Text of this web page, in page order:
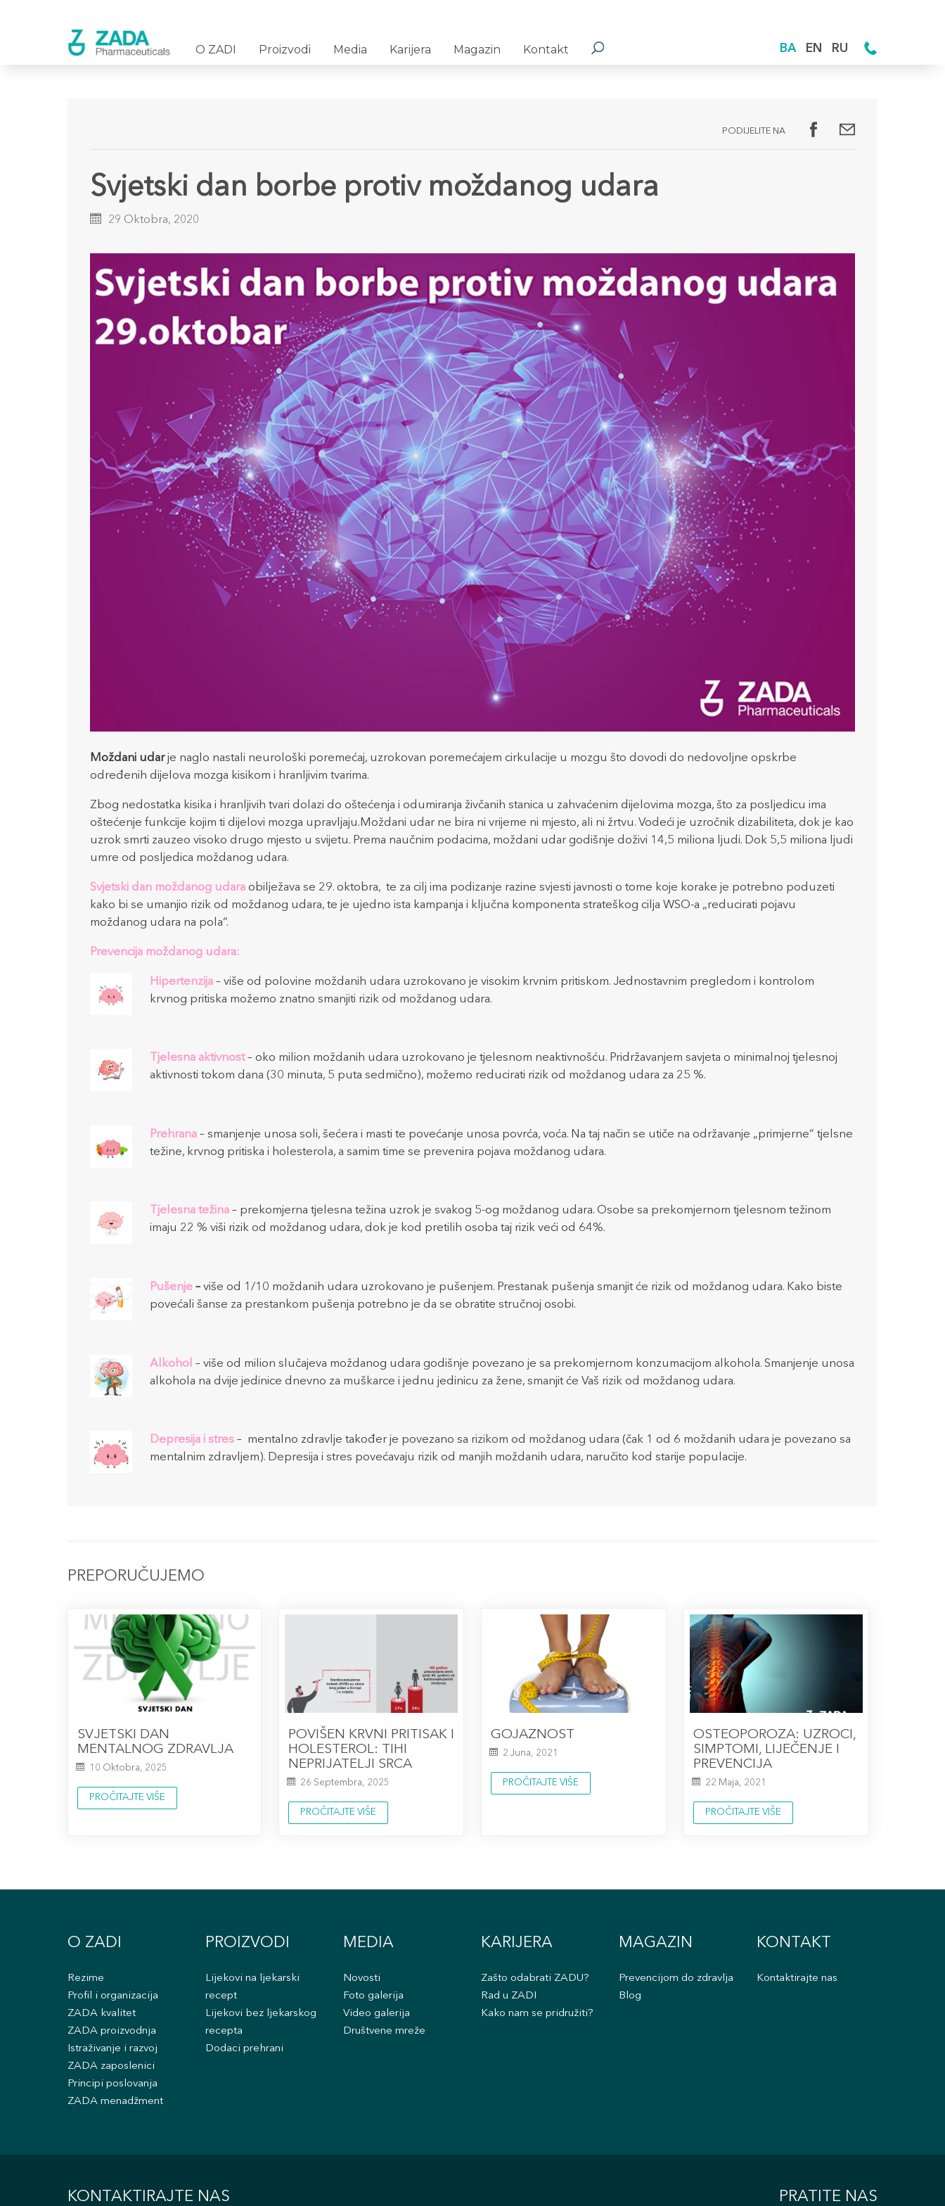
O ZADI Proizvodi Media Karijera Magazin Kontakt BA EN RU
PODIJELITE NA
Svjetski dan borbe protiv moždanog udara
29 Oktobra, 2020
Moždani udarje naglo nastali neurološki poremećaj, uzrokovan poremećajem cirkulacije u mozgu što dovodi do nedovoljne opskrbe
određenih dijelova mozga kisikom i hranljivim tvarima.
Zbog nedostatka kisika i hranljivih tvari dolazi do oštećenja i odumiranja živčanih stanica u zahvaćenim dijelovima mozga, što za posljedicu ima
oštećenje funkcije kojim ti dijelovi mozga upravljaju.Moždani udar ne bira ni vrijeme ni mjesto, ali ni žrtvu. Vodeći je uzročnik dizabiliteta, dok je kao
uzrok smrti zauzeo visoko drugo mjesto u svijetu. Prema naučnim podacima, moždani udar godišnje doživi 14,5 miliona ljudi. Dok 5,5 miliona ljudi
umre od posljedica moždanog udara.
Svjetski dan moždanog udara obilježava se 29. oktobra, te za cilj ima podizanje razine svjesti javnosti o tome koje korake je potrebno poduzeti
kako bi se umanjio rizik od moždanog udara, te je ujedno ista kampanja i ključna komponenta strateškog cilja WSO-a „reducirati pojavu
moždanog udara na pola“.
Prevencija moždanog udara:
Hipertenzija – više od polovine moždanih udara uzrokovano je visokim krvnim pritiskom. Jednostavnim pregledom i kontrolom
krvnog pritiska možemo znatno smanjiti rizik od moždanog udara.
Tjelesna aktivnost– oko milion moždanih udara uzrokovano je tjelesnom neaktivnošću. Pridržavanjem savjeta o minimalnoj tjelesnoj
aktivnosti tokom dana (30 minuta, 5 puta sedmično), možemo reducirati rizik od moždanog udara za 25 %.
Prehrana – smanjenje unosa soli, šećera i masti te povećanje unosa povrća, voća. Na taj način se utiče na održavanje „primjerne“ tjelsne
težine, krvnog pritiska i holesterola, a samim time se prevenira pojava moždanog udara.
Tjelesna težina – prekomjerna tjelesna težina uzrok je svakog 5-og moždanog udara. Osobe sa prekomjernom tjelesnom težinom
imaju 22 % viši rizik od moždanog udara, dok je kod pretilih osoba taj rizik veći od 64%.
Pušenje –više od 1/10 moždanih udara uzrokovano je pušenjem. Prestanak pušenja smanjit će rizik od moždanog udara. Kako biste
povećali šanse za prestankom pušenja potrebno je da se obratite stručnoj osobi.
Alkohol – više od milion slučajeva moždanog udara godišnje povezano je sa prekomjernom konzumacijom alkohola. Smanjenje unosa
alkohola na dvije jedinice dnevno za muškarce i jednu jedinicu za žene, smanjit će Vaš rizik od moždanog udara.
Depresija i stres – mentalno zdravlje također je povezano sa rizikom od moždanog udara (čak 1 od 6 moždanih udara je povezano sa
mentalnim zdravljem). Depresija i stres povećavaju rizik od manjih moždanih udara, naručito kod starije populacije.
PREPORUČUJEMO
SVJETSKI DAN
MENTALNOG ZDRAVLJA
10 Oktobra, 2025
PROČITAJTE VIŠE
POVIŠEN KRVNI PRITISAK I
HOLESTEROL: TIHI
NEPRIJATELJI SRCA
26 Septembra, 2025
PROČITAJTE VIŠE
GOJAZNOST
2 Juna, 2021
PROČITAJTE VIŠE
OSTEOPOROZA: UZROCI,
SIMPTOMI, LIJEČENJE I
PREVENCIJA
22 Maja, 2021
PROČITAJTE VIŠE
O ZADI
Rezime
Profil i organizacija
ZADA kvalitet
ZADA proizvodnja
Istraživanje i razvoj
ZADA zaposlenici
Principi poslovanja
ZADA menadžment
PROIZVODI
Lijekovi na ljekarski
recept
Lijekovi bez ljekarskog
recepta
Dodaci prehrani
MEDIA
Novosti
Foto galerija
Video galerija
Društvene mreže
KARIJERA
Zašto odabrati ZADU?
Rad u ZADI
Kako nam se pridružiti?
MAGAZIN
Prevencijom do zdravlja
Blog
KONTAKT
Kontaktirajte nas
KONTAKTIRAJTE NAS PRATITE NAS